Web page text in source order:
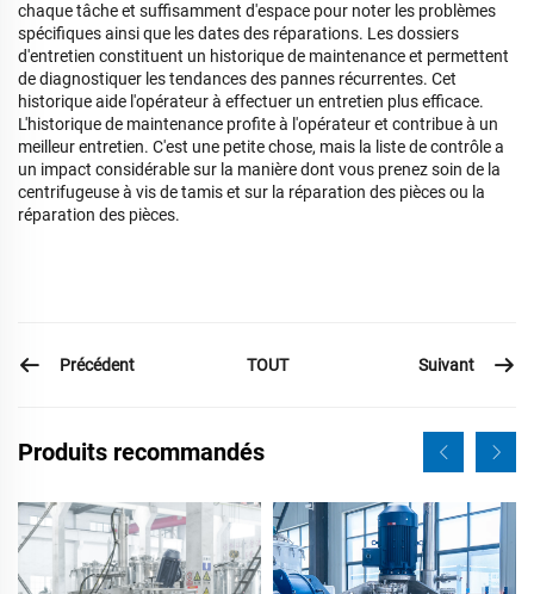
chaque tâche et suffisamment d'espace pour noter les problèmes
spécifiques ainsi que les dates des réparations. Les dossiers
d'entretien constituent un historique de maintenance et permettent
de diagnostiquer les tendances des pannes récurrentes. Cet
historique aide l'opérateur à effectuer un entretien plus efficace.
L'historique de maintenance profite à l'opérateur et contribue à un
meilleur entretien. C'est une petite chose, mais la liste de contrôle a
un impact considérable sur la manière dont vous prenez soin de la
centrifugeuse à vis de tamis et sur la réparation des pièces ou la
réparation des pièces.
Précédent TOUT Suivant
Produits recommandés